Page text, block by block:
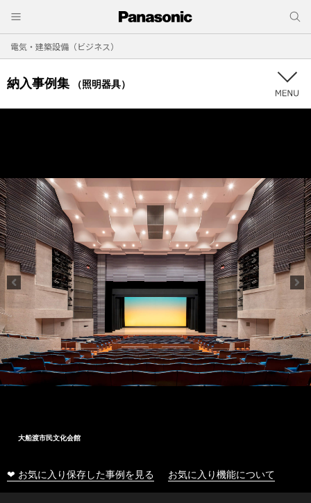
電気・建築設備（ビジネス）
納入事例集 （照明器具）
大船渡市民文化会館
❤ お気に入り保存した事例を見る お気に入り機能について